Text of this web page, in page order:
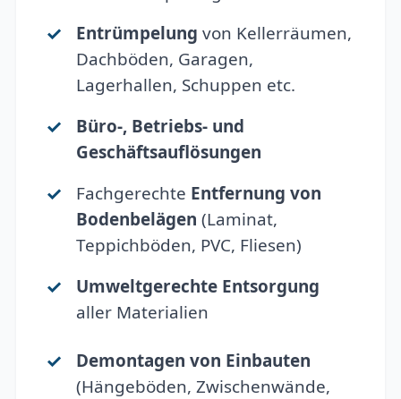
Entrümpelung von Kellerräumen,
Dachböden, Garagen,
Lagerhallen, Schuppen etc.
Büro-, Betriebs- und
Geschäftsauflösungen
Fachgerechte Entfernung von
Bodenbelägen (Laminat,
Teppichböden, PVC, Fliesen)
Umweltgerechte Entsorgung
aller Materialien
Demontagen von Einbauten
(Hängeböden, Zwischenwände,